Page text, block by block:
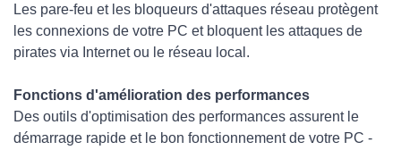
Les pare-feu et les bloqueurs d'attaques réseau protègent
les connexions de votre PC et bloquent les attaques de
pirates via Internet ou le réseau local.
Fonctions d'amélioration des performances
Des outils d'optimisation des performances assurent le
démarrage rapide et le bon fonctionnement de votre PC -